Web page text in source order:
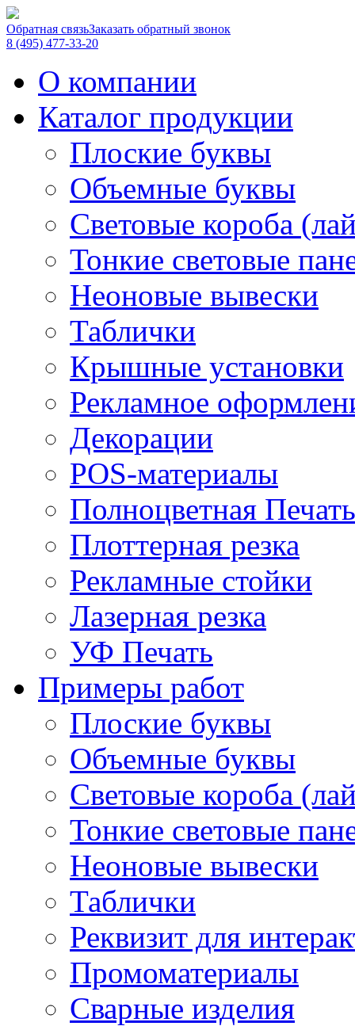
Обратная связьЗаказать обратный звонок
8 (495) 477-33-20
О компании
Каталог продукции
Плоские буквы
Объемные буквы
Световые короба
Тонкие световые
Неоновые вывески
Таблички
Крышные установки
Рекламное
Декорации
POS-материалы
Полноцветная Печать
Плоттерная резка
Рекламные стойки
Лазерная резка
УФ Печать
Примеры работ
Плоские буквы
Объемные буквы
Световые короба
Тонкие световые
Неоновые вывески
Таблички
Реквизит для
Промоматериалы
Сварные изделия